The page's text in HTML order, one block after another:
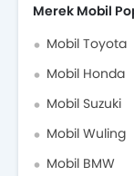
Merek Mobil
Mobil Toyota
Mobil Honda
Mobil Suzuki
Mobil Wuling
Mobil BMW